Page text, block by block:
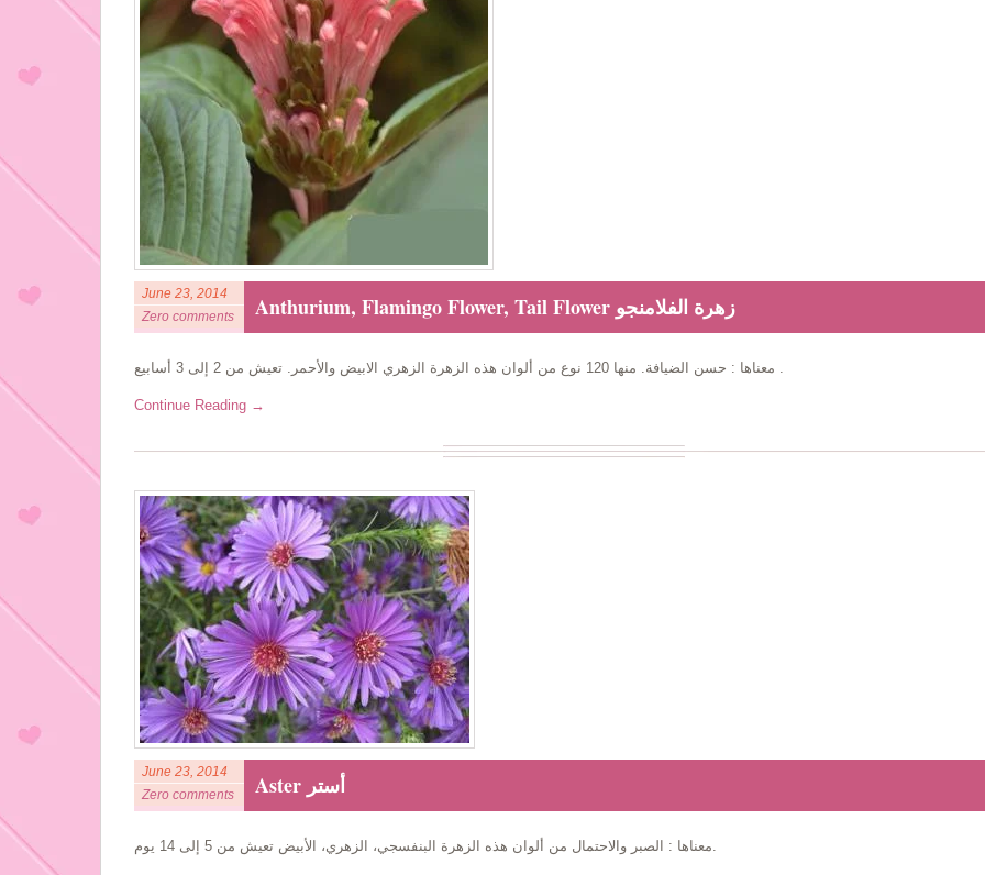
June 23, 2014
Zero comments
Anthurium, Flamingo Flower, Tail Flower زهرة الفلامنجو
معناها : حسن الضيافة. منها 120 نوع من ألوان هذه الزهرة الزهري الابيض والأحمر. تعيش من 2 إلى 3 أسابيع .
Continue Reading →
June 23, 2014
Zero comments
Aster أستر
معناها : الصبر والاحتمال من ألوان هذه الزهرة البنفسجي، الزهري، الأبيض تعيش من 5 إلى 14 يوم.